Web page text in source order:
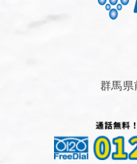
群馬県